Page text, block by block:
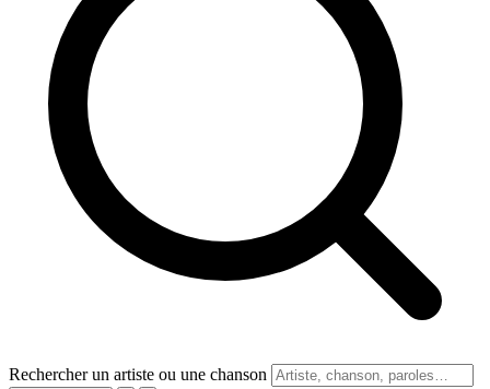
Rechercher un artiste ou une chanson